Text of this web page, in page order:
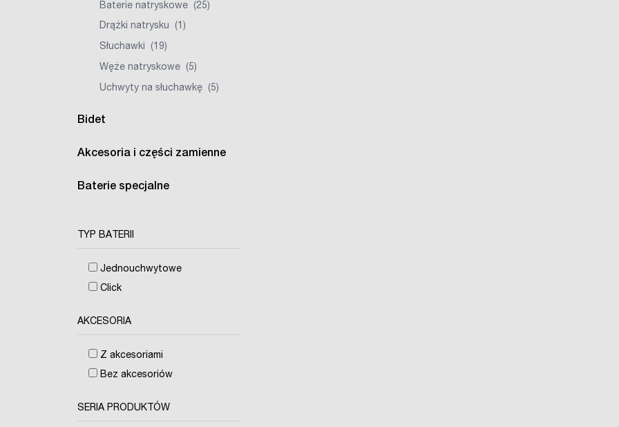
Baterie natryskowe (25)
Drążki natrysku (1)
Słuchawki (19)
Węże natryskowe (5)
Uchwyty na słuchawkę (5)
Bidet
Akcesoria i części zamienne
Baterie specjalne
TYP BATERII
Jednouchwytowe
Click
AKCESORIA
Z akcesoriami
Bez akcesoriów
SERIA PRODUKTÓW